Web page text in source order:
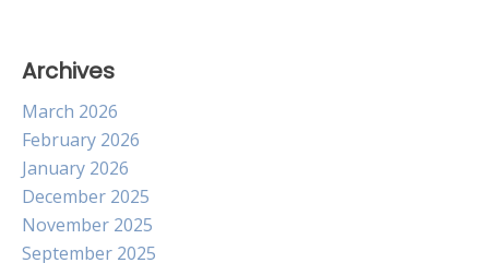
Archives
March 2026
February 2026
January 2026
December 2025
November 2025
September 2025